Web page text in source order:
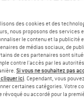
des cookies et des
nous proposons des services
le contenu et la publicité
de médias sociaux, de
de ces partenaires sont
contre l'accès par les
Si vous ne souhaitez pas
ici. Cependant, vous
certaines catégories. Votre
révoqué ou accordé pour la